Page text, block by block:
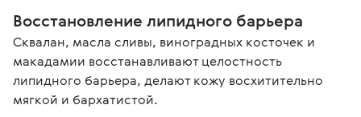
Восстановление липидного барьера
Сквалан, масла сливы, виноградных косточек и
макадамии восстанавливают целостность
липидного барьера, делают кожу восхитительно
мягкой и бархатистой.